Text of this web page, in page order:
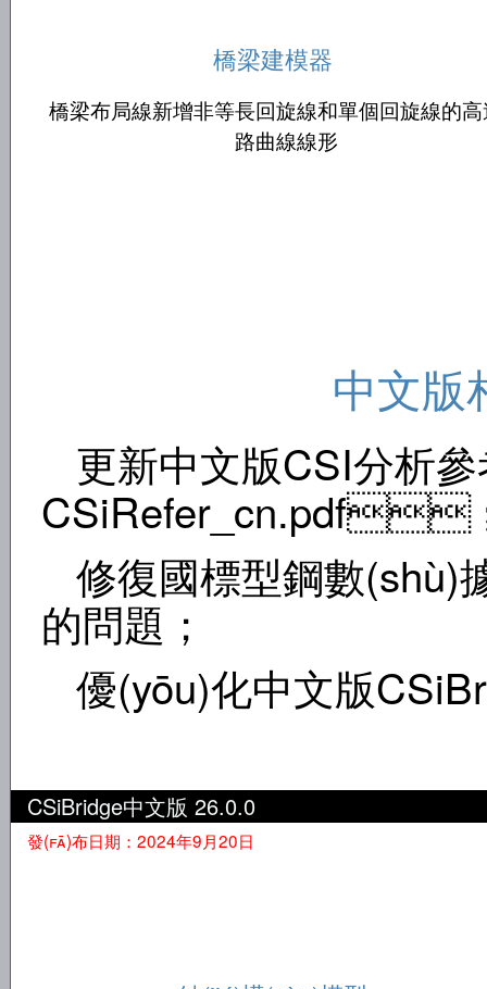
橋梁建模器
橋梁布局線新增非等長回旋線和單個回旋線的
路曲線線形
中文版
更新中文版CSI分析
CSiRefer_cn.pdf
修復國標型鋼數(shù)
的問題；
優(yōu)化中文版
CSiBridge中文版 26.0.0
發(fā)布日期：2024年9月20日